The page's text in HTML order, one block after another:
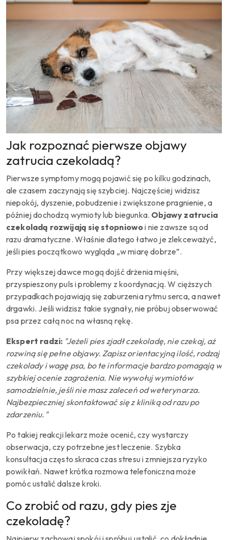
Jak rozpoznać pierwsze objawy
zatrucia czekoladą?
Pierwsze symptomy mogą pojawić się po kilku godzinach,
ale czasem zaczynają się szybciej. Najczęściej widzisz
niepokój, dyszenie, pobudzenie i zwiększone pragnienie, a
później dochodzą wymioty lub biegunka. Objawy zatrucia
czekoladą rozwijają się stopniowoi nie zawsze są od
razu dramatyczne. Właśnie dlatego łatwo je zlekceważyć,
jeśli pies początkowo wygląda „w miarę dobrze”.
Przy większej dawce mogą dojść drżenia mięśni,
przyspieszony puls i problemy z koordynacją. W cięższych
przypadkach pojawiają się zaburzenia rytmu serca, a nawet
drgawki. Jeśli widzisz takie sygnały, nie próbuj obserwować
psa przez całą noc na własną rękę.
Ekspert radzi: "Jeżeli pies zjadł czekoladę, nie czekaj, aż
rozwiną się pełne objawy. Zapisz orientacyjną ilość, rodzaj
czekolady i wagę psa, bo te informacje bardzo pomagają w
szybkiej ocenie zagrożenia. Nie wywołuj wymiotów
samodzielnie, jeśli nie masz zaleceń od weterynarza.
Najbezpieczniej skontaktować się z kliniką od razu po
zdarzeniu."
Po takiej reakcji lekarz może ocenić, czy wystarczy
obserwacja, czy potrzebne jest leczenie. Szybka
konsultacja często skraca czas stresu i zmniejsza ryzyko
powikłań. Nawet krótka rozmowa telefoniczna może
pomóc ustalić dalsze kroki.
Co zrobić od razu, gdy pies zje
czekoladę?